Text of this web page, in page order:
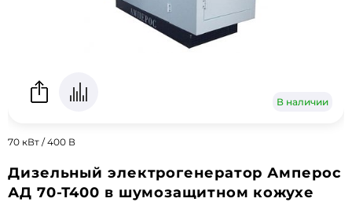
В наличии
70 кВт / 400 В
Дизельный электрогенератор Амперос
АД 70-Т400 в шумозащитном кожухе